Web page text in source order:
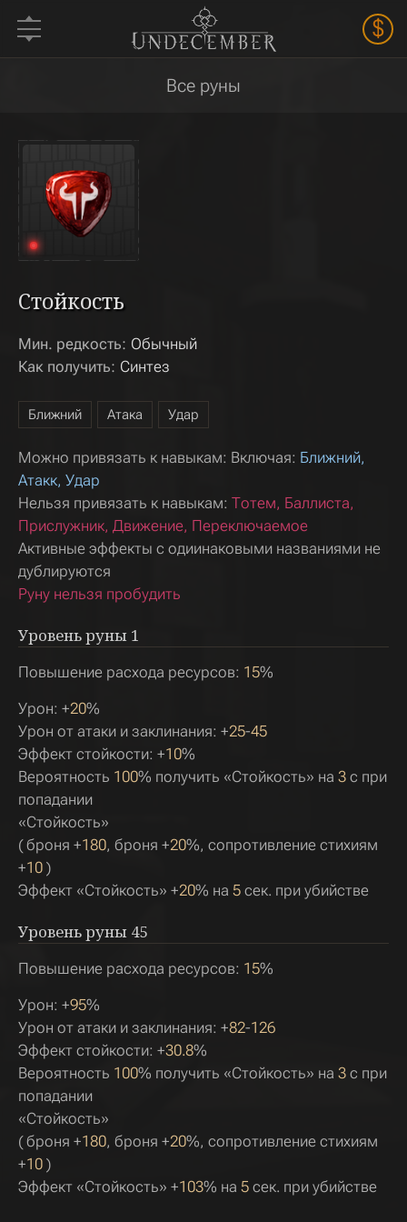
$
Все руны
Стойкость
Мин. редкость: Обычный
Как получить: Синтез
Ближний Атака Удар
Можно привязать к навыкам: Включая: Ближний,
Атакк, Удар
Нельзя привязать к навыкам: Тотем, Баллиста,
Прислужник, Движение, Переключаемое
Активные эффекты с одиинаковыми названиями не
дублируются
Руну нельзя пробудить
Уровень руны 1
Повышение расхода ресурсов: 15%
Урон: +20%
Урон от атаки и заклинания: +25-45
Эффект стойкости: +10%
Вероятность 100% получить «Стойкость» на 3 с при
попадании
«Стойкость»
( броня +180, броня +20%, сопротивление стихиям
+10 )
Эффект «Стойкость» +20% на 5 сек. при убийстве
Уровень руны 45
Повышение расхода ресурсов: 15%
Урон: +95%
Урон от атаки и заклинания: +82-126
Эффект стойкости: +30.8%
Вероятность 100% получить «Стойкость» на 3 с при
попадании
«Стойкость»
( броня +180, броня +20%, сопротивление стихиям
+10 )
Эффект «Стойкость» +103% на 5 сек. при убийстве